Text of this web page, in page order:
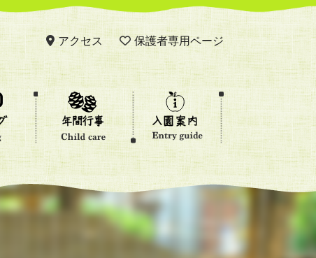
アクセス 保護者専用ページ